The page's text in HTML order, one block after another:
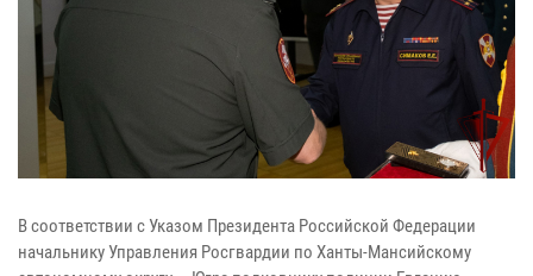
В соответствии с Указом Президента Российской Федерации
начальнику Управления Росгвардии по Ханты-Мансийскому